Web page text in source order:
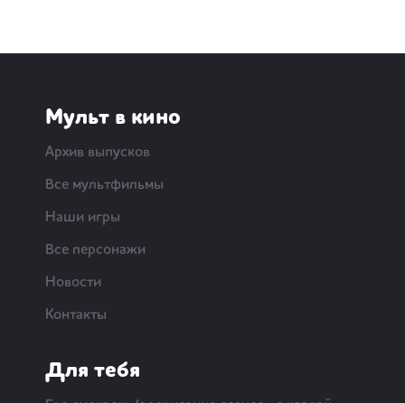
Мульт в кино
Архив выпусков
Все мультфильмы
Наши игры
Все персонажи
Новости
Контакты
Для тебя